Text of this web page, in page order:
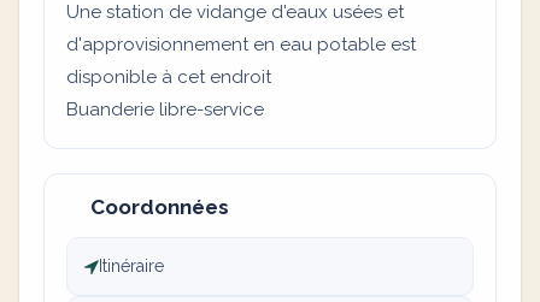
Une station de vidange d'eaux usées et
d'approvisionnement en eau potable est
disponible à cet endroit
Buanderie libre-service
Coordonnées
Itinéraire